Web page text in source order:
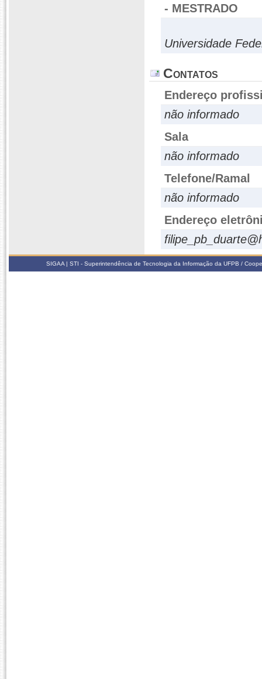
- MESTRADO
Universidade
Contatos
Endereço
não informado
Sala
não informado
Telefone/Ramal
não informado
Endereço
SIGAA | STI - Superintendência de Tecnologia da Informação da UFPB /